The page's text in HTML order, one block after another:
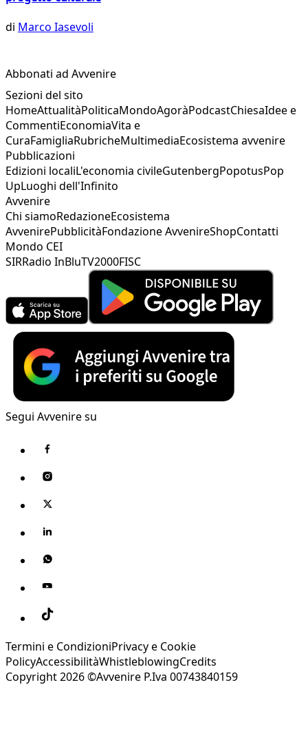
di Marco Iasevoli
Abbonati ad Avvenire
Sezioni del sito
HomeAttualitàPoliticaMondoAgoràPodcastChiesaIdee e
CommentiEconomiaVita e
CuraFamigliaRubricheMultimediaEcosistema avvenire
Pubblicazioni
Edizioni localiL'economia civileGutenbergPopotusPop
UpLuoghi dell'Infinito
Avvenire
Chi siamoRedazioneEcosistema
AvvenirePubblicitàFondazione AvvenireShopContatti
Mondo CEI
SIRRadio InBluTV2000FISC
Segui Avvenire su
Termini e CondizioniPrivacy e Cookie
PolicyAccessibilitàWhistleblowingCredits
Copyright 2026 ©Avvenire P.Iva 00743840159